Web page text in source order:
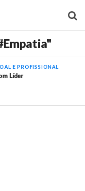
E PROFISSIONAL
Líder